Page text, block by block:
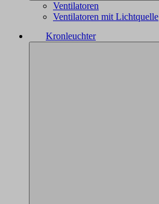
Ventilatoren
Ventilatoren mit Lichtquelle
Kronleuchter